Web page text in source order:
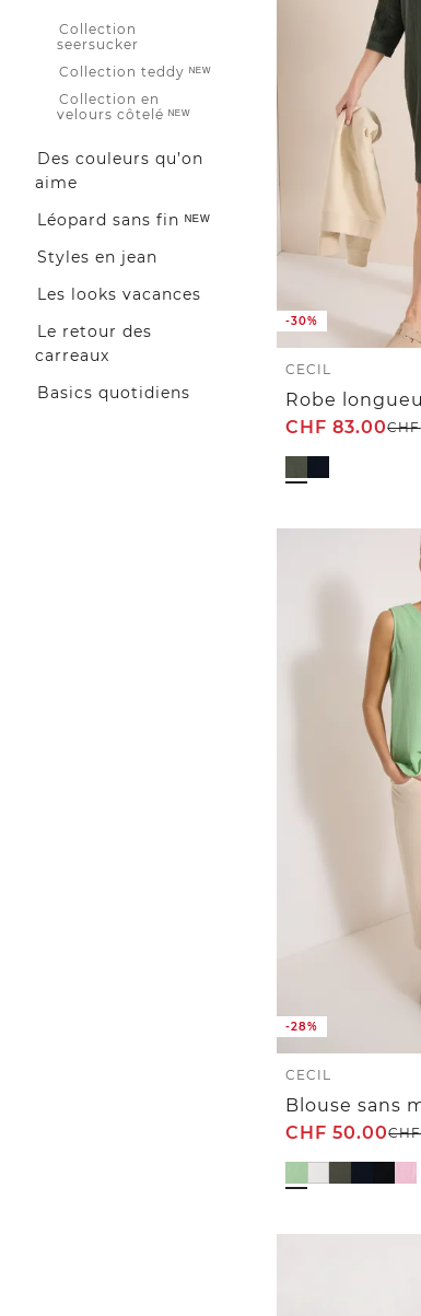
Collection
seersucker
Collection teddy ᴺᴱᵂ
Collection en
velours côtelé ᴺᴱᵂ
Des couleurs qu’on
aime
Léopard sans fin ᴺᴱᵂ
Styles en jean
Les looks vacances
Le retour des
carreaux
Basics quotidiens
-30%
CECIL
CHF 83.00CHF
-28%
CECIL
CHF 50.00CHF